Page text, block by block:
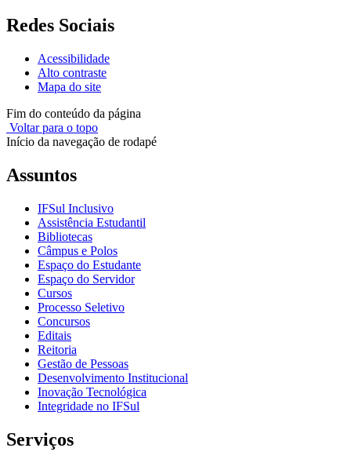
Redes Sociais
Acessibilidade
Alto contraste
Mapa do site
Fim do conteúdo da página
Voltar para o topo
Início da navegação de rodapé
Assuntos
IFSul Inclusivo
Assistência Estudantil
Bibliotecas
Câmpus e Polos
Espaço do Estudante
Espaço do Servidor
Cursos
Processo Seletivo
Concursos
Editais
Reitoria
Gestão de Pessoas
Desenvolvimento Institucional
Inovação Tecnológica
Integridade no IFSul
Serviços